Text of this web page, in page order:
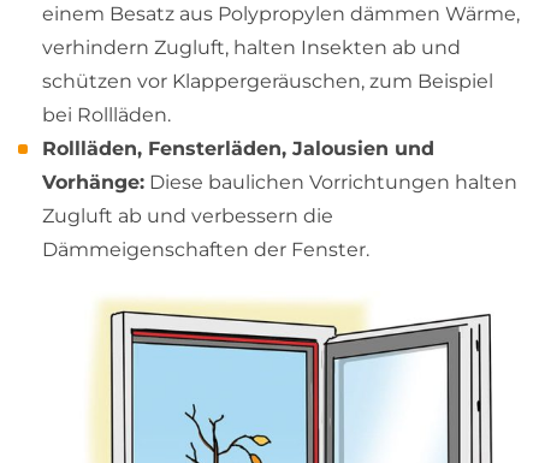
einem Besatz aus Polypropylen dämmen Wärme,
verhindern Zugluft, halten Insekten ab und
schützen vor Klappergeräuschen, zum Beispiel
bei Rollläden.
Rollläden, Fensterläden, Jalousien und
Vorhänge: Diese baulichen Vorrichtungen halten
Zugluft ab und verbessern die
Dämmeigenschaften der Fenster.